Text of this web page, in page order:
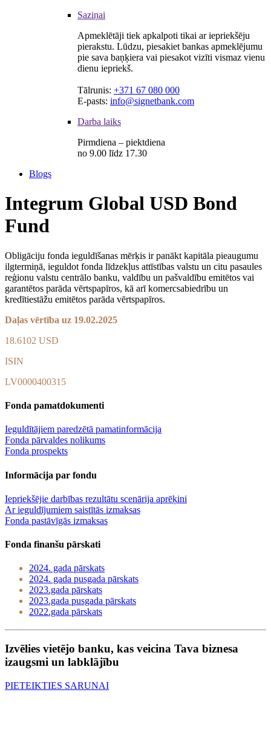
Saziņai
Apmeklētāji tiek apkalpoti tikai ar iepriekšēju
pierakstu. Lūdzu, piesakiet bankas apmeklējumu
pie sava baņķiera vai piesakot vizīti vismaz vienu
dienu iepriekš.
Tālrunis: +371 67 080 000
E-pasts: info@signetbank.com
Darba laiks
Pirmdiena – piektdiena
no 9.00 līdz 17.30
Blogs
Integrum Global USD Bond
Fund
Obligāciju fonda ieguldīšanas mērķis ir panākt kapitāla pieaugumu
ilgtermiņā, ieguldot fonda līdzekļus attīstības valstu un citu pasaules
reģionu valstu centrālo banku, valdību un pašvaldību emitētos vai
garantētos parāda vērtspapīros, kā arī komercsabiedrību un
kredītiestāžu emitētos parāda vērtspapīros.
Daļas vērtība uz 19.02.2025
18.6102 USD
ISIN
LV0000400315
Fonda pamatdokumenti
Ieguldītājiem paredzētā pamatinformācija
Fonda pārvaldes nolikums
Fonda prospekts
Informācija par fondu
Iepriekšējie darbības rezultātu scenārija aprēķini
Ar ieguldījumiem saistītās izmaksas
Fonda pastāvīgās izmaksas
Fonda finanšu pārskati
2024. gada pārskats
2024. gada pusgada pārskats
2023.gada pārskats
2023.gada pusgada pārskats
2022.gada pārskats
Izvēlies vietējo banku, kas veicina Tava biznesa
izaugsmi un labklājību
PIETEIKTIES SARUNAI